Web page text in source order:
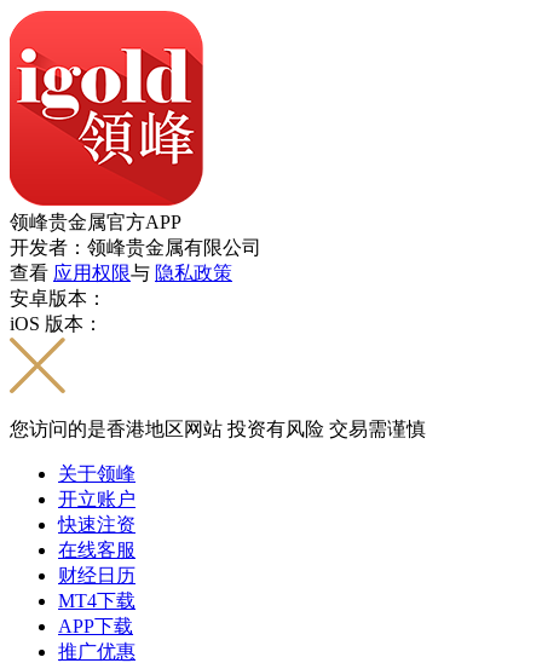
领峰贵金属官方APP
开发者：领峰贵金属有限公司
查看 应用权限与 隐私政策
安卓版本：
iOS 版本：
您访问的是香港地区网站 投资有风险 交易需谨慎
关于领峰
开立账户
快速注资
在线客服
财经日历
MT4下载
APP下载
推广优惠